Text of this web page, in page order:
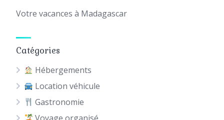
Votre vacances à Madagascar
Catégories
Hébergements
Location véhicule
Gastronomie